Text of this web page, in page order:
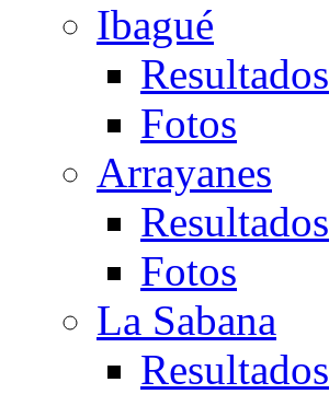
Ibagué
Resultados
Fotos
Arrayanes
Resultados
Fotos
La Sabana
Resultados